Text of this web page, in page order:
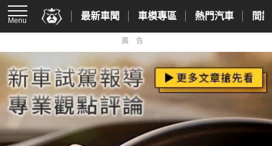
Menu 最新車聞 車模專區 熱門汽車 間
廣告